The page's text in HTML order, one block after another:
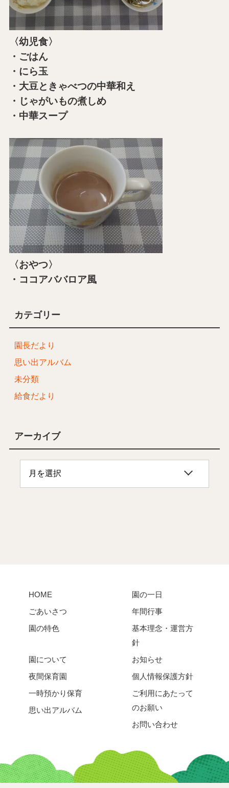
〈幼児食〉
・ごはん
・にら玉
・大豆ときゃべつの中華和え
・じゃがいもの煮しめ
・中華スープ
〈おやつ〉
・ココアババロア風
カテゴリー
園長だより
思い出アルバム
未分類
給食だより
アーカイブ
HOME
ごあいさつ
園の特色
園の一日
年間行事
基本理念・運営方
針
園について
夜間保育園
一時預かり保育
思い出アルバム
お知らせ
個人情報保護方針
ご利用にあたって
のお願い
お問い合わせ